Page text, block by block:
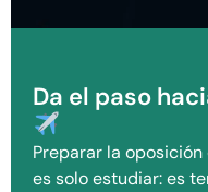
Da el paso
Preparar la
es solo estudiar: es